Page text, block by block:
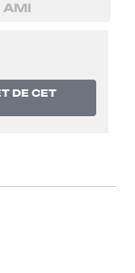
AMI
DE CET